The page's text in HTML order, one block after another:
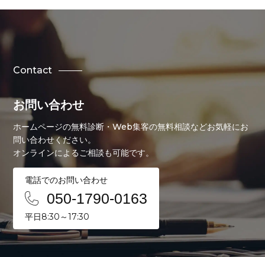
Contact
お問い合わせ
ホームページの無料診断・Web集客の無料相談などお気軽にお
問い合わせください。
オンラインによるご相談も可能です。
電話でのお問い合わせ
050-1790-0163
平日8:30～17:30